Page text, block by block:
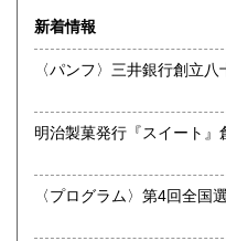
熊本県 300
沖縄県 300
沿線名：名鉄犬山線
最寄駅：江南駅下車
営業時間：10:00〜17:00
書籍の買取について
買取 買取専用フリーダ
井上)
新着情報
〈パンフ〉三井銀行創立八
明治製菓発行『スイート』
〈プログラム〉第4回全国